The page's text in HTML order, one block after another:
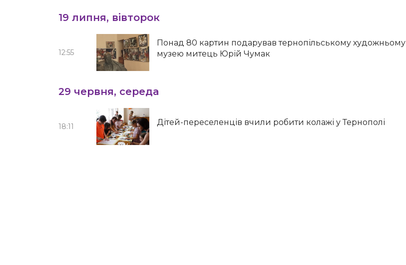
19 липня, вівторок
12:55
Понад 80 картин подарував тернопільському художньому
музею митець Юрій Чумак
29 червня, середа
18:11 Дітей-переселенців вчили робити колажі у Тернополі